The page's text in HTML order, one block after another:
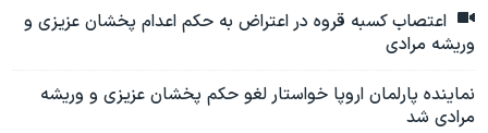
اعتصاب کسبه قروه در اعتراض به حکم اعدام پخشان عزیزی و
وریشه مرادی
نماینده پارلمان اروپا خواستار لغو حکم پخشان عزیزی و وریشه
مرادی شد